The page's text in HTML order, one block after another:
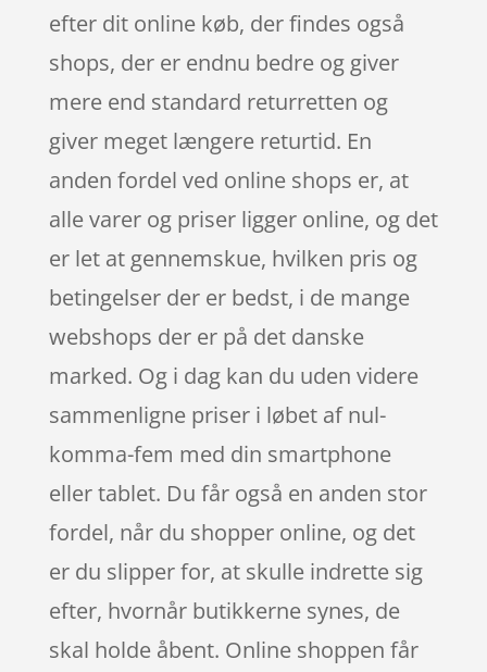
efter dit online køb, der findes også
shops, der er endnu bedre og giver
mere end standard returretten og
giver meget længere returtid. En
anden fordel ved online shops er, at
alle varer og priser ligger online, og det
er let at gennemskue, hvilken pris og
betingelser der er bedst, i de mange
webshops der er på det danske
marked. Og i dag kan du uden videre
sammenligne priser i løbet af nul-
komma-fem med din smartphone
eller tablet. Du får også en anden stor
fordel, når du shopper online, og det
er du slipper for, at skulle indrette sig
efter, hvornår butikkerne synes, de
skal holde åbent. Online shoppen får